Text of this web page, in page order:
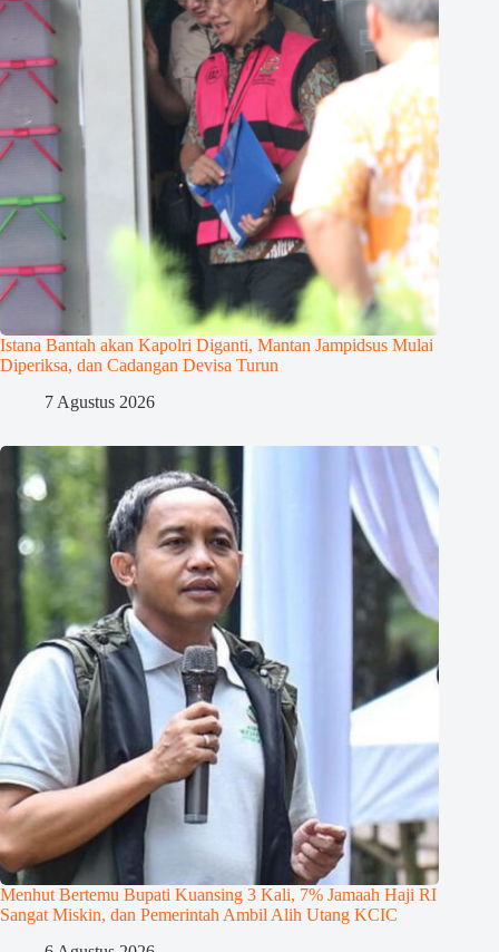
Istana Bantah akan Kapolri Diganti, Mantan Jampidsus Mulai
Diperiksa, dan Cadangan Devisa Turun
7 Agustus 2026
Menhut Bertemu Bupati Kuansing 3 Kali, 7% Jamaah Haji RI
Sangat Miskin, dan Pemerintah Ambil Alih Utang KCIC